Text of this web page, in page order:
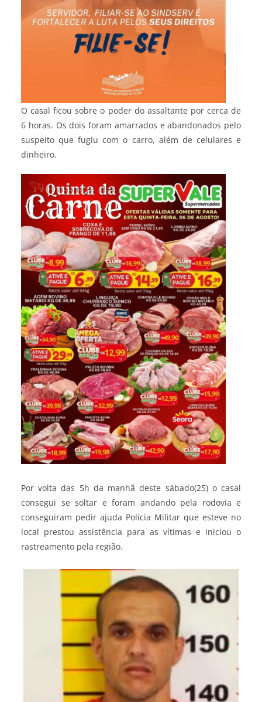
O casal ficou sobre o poder do assaltante por cerca de
6 horas. Os dois foram amarrados e abandonados pelo
suspeito que fugiu com o carro, além de celulares e
dinheiro.
Por volta das 5h da manhã deste sábado(25) o casal
consegui se soltar e foram andando pela rodovia e
conseguiram pedir ajuda Polícia Militar que esteve no
local prestou assistência para as vítimas e iniciou o
rastreamento pela região.